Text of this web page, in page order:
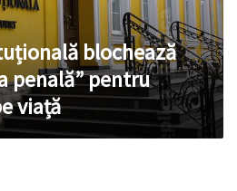
blochează
penală” pentru
viață